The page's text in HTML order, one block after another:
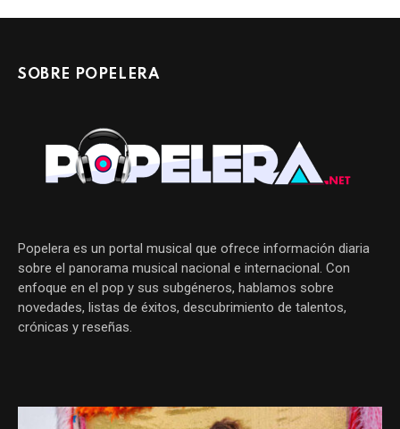
SOBRE POPELERA
Popelera es un portal musical que ofrece información diaria
sobre el panorama musical nacional e internacional. Con
enfoque en el pop y sus subgéneros, hablamos sobre
novedades, listas de éxitos, descubrimiento de talentos,
crónicas y reseñas.